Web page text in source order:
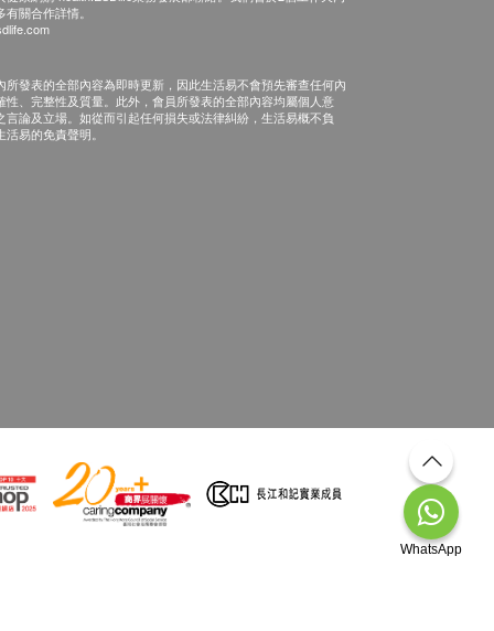
關合作詳情。
所發表的全部內容為即時更新，因此生活易不會預先審查任何內
性、完整性及質量。此外，會員所發表的全部內容均屬個人意
言論及立場。如從而引起任何損失或法律糾紛，生活易概不負
易的免責聲明。
WhatsApp